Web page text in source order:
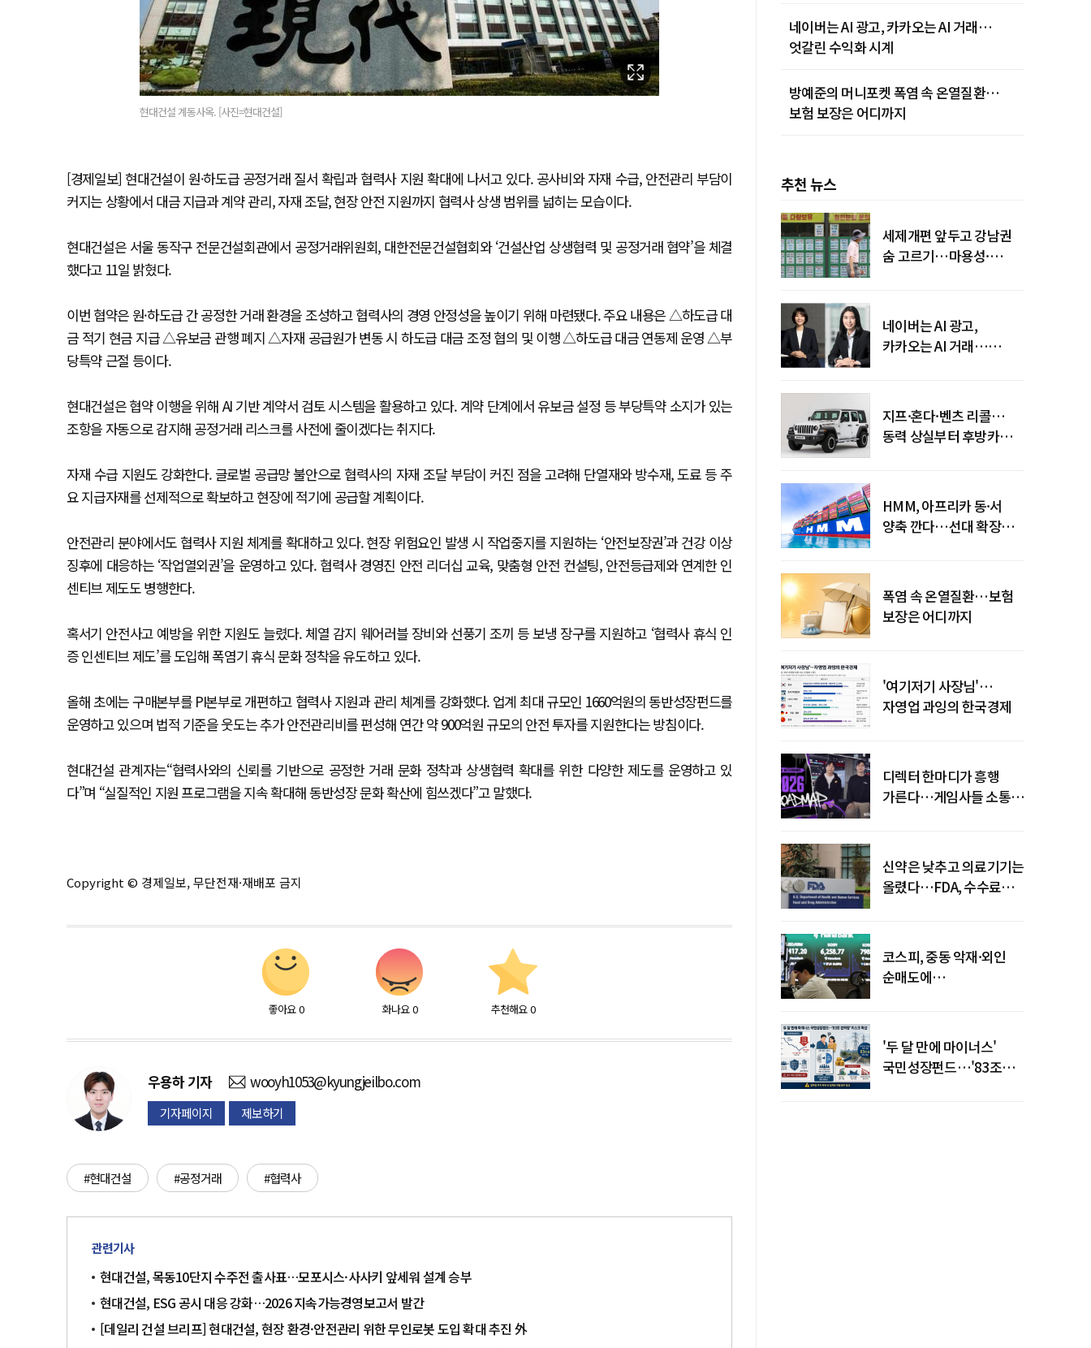
현대건설 계동사옥. [사진=현대건설]
[경제일보] 현대건설이 원·하도급 공정거래 질서 확립과 협력사 지원 확대에 나서고 있다. 공사비와 자재 수급, 안전관리 부담이
커지는 상황에서 대금 지급과 계약 관리, 자재 조달, 현장 안전 지원까지 협력사 상생 범위를 넓히는 모습이다.
현대건설은 서울 동작구 전문건설회관에서 공정거래위원회, 대한전문건설협회와 ‘건설산업 상생협력 및 공정거래 협약’을 체결
했다고 11일 밝혔다.
이번 협약은 원·하도급 간 공정한 거래 환경을 조성하고 협력사의 경영 안정성을 높이기 위해 마련됐다. 주요 내용은 △하도급 대
금 적기 현금 지급 △유보금 관행 폐지 △자재 공급원가 변동 시 하도급 대금 조정 협의 및 이행 △하도급 대금 연동제 운영 △부
당특약 근절 등이다.
현대건설은 협약 이행을 위해 AI 기반 계약서 검토 시스템을 활용하고 있다. 계약 단계에서 유보금 설정 등 부당특약 소지가 있는
조항을 자동으로 감지해 공정거래 리스크를 사전에 줄이겠다는 취지다.
자재 수급 지원도 강화한다. 글로벌 공급망 불안으로 협력사의 자재 조달 부담이 커진 점을 고려해 단열재와 방수재, 도료 등 주
요 지급자재를 선제적으로 확보하고 현장에 적기에 공급할 계획이다.
안전관리 분야에서도 협력사 지원 체계를 확대하고 있다. 현장 위험요인 발생 시 작업중지를 지원하는 ‘안전보장권’과 건강 이상
징후에 대응하는 ‘작업열외권’을 운영하고 있다. 협력사 경영진 안전 리더십 교육, 맞춤형 안전 컨설팅, 안전등급제와 연계한 인
센티브 제도도 병행한다.
혹서기 안전사고 예방을 위한 지원도 늘렸다. 체열 감지 웨어러블 장비와 선풍기 조끼 등 보냉 장구를 지원하고 ‘협력사 휴식 인
증 인센티브 제도’를 도입해 폭염기 휴식 문화 정착을 유도하고 있다.
올해 초에는 구매본부를 PI본부로 개편하고 협력사 지원과 관리 체계를 강화했다. 업계 최대 규모인 1660억원의 동반성장펀드를
운영하고 있으며 법적 기준을 웃도는 추가 안전관리비를 편성해 연간 약 900억원 규모의 안전 투자를 지원한다는 방침이다.
현대건설 관계자는“협력사와의 신뢰를 기반으로 공정한 거래 문화 정착과 상생협력 확대를 위한 다양한 제도를 운영하고 있
다”며 “실질적인 지원 프로그램을 지속 확대해 동반성장 문화 확산에 힘쓰겠다”고 말했다.
Copyright © 경제일보, 무단전재·재배포 금지
좋아요 0 화나요 0 추천해요 0
우용하기자 wooyh1053@kyungjeilbo.com
기자페이지 제보하기
#현대건설 #공정거래 #협력사
관련기사
현대건설, 목동10단지 수주전 출사표…모포시스·사사키 앞세워 설계 승부
현대건설, ESG 공시 대응 강화…2026 지속가능경영보고서 발간
[데일리 건설 브리프] 현대건설, 현장 환경·안전관리 위한 무인로봇 도입 확대 추진 外
네이버는 AI 광고, 카카오는 AI 거래…
엇갈린 수익화 시계
방예준의 머니포켓 폭염 속 온열질환…
보험 보장은 어디까지
추천 뉴스
세제개편 앞두고 강남권
숨 고르기…마용성·
네이버는 AI 광고,
카카오는 AI 거래…
지프·혼다·벤츠 리콜…
동력 상실부터 후방카메라
HMM, 아프리카 동·서
양축 깐다…선대 확장
폭염 속 온열질환…보험
보장은 어디까지
'여기저기 사장님'…
자영업 과잉의 한국경제
디렉터 한마디가 흥행
가른다…게임사들 소통
신약은 낮추고 의료기기는
올렸다…FDA, 수수료
코스피, 중동 악재·외인
순매도에
'두 달 만에 마이너스'
국민성장펀드…'83조